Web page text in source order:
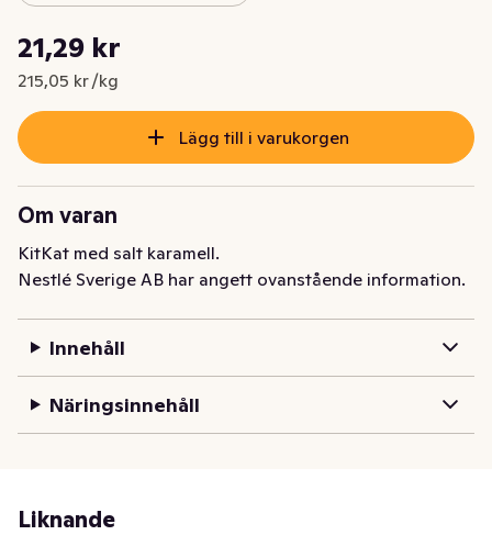
Nuvarande pris är: 21,29 kr
21,29 kr
215,05 kr /kg
Styckpris: 215,05 kr /kg
Lägg till i varukorgen
Om varan
KitKat med salt karamell.
Nestlé Sverige AB har angett ovanstående information.
Innehåll
Näringsinnehåll
Liknande